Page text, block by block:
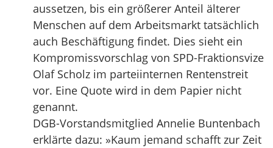
aussetzen, bis ein größerer Anteil älterer
Menschen auf dem Arbeitsmarkt tatsächlich
auch Beschäftigung findet. Dies sieht ein
Kompromissvorschlag von SPD-Fraktionsvize
Olaf Scholz im parteiinternen Rentenstreit
vor. Eine Quote wird in dem Papier nicht
genannt.
DGB-Vorstandsmitglied Annelie Buntenbach
erklärte dazu: »Kaum jemand schafft zur Zeit